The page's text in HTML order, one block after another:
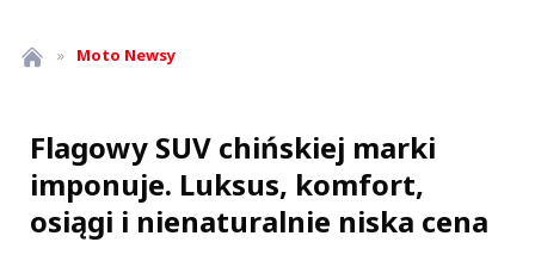
» Moto Newsy
Flagowy SUV chińskiej marki
imponuje. Luksus, komfort,
osiągi i nienaturalnie niska cena